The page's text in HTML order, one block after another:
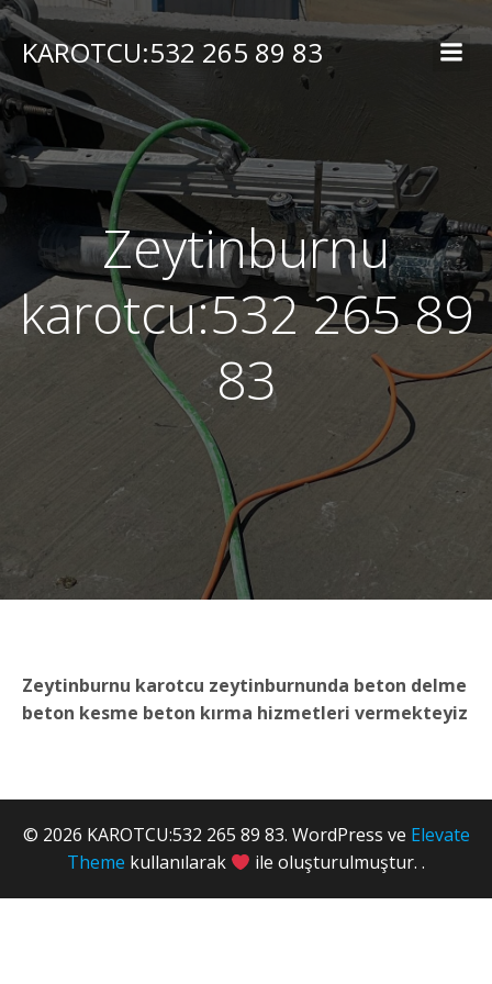
İçeriğe
geçKAROTCU:532 265 89 83
Zeytinburnu
karotcu:532 265 89
83
Zeytinburnu karotcu zeytinburnunda beton delme
beton kesme beton kırma hizmetleri vermekteyiz
© 2026 KAROTCU:532 265 89 83. WordPress ve Elevate
Theme kullanılarak ile oluşturulmuştur. .